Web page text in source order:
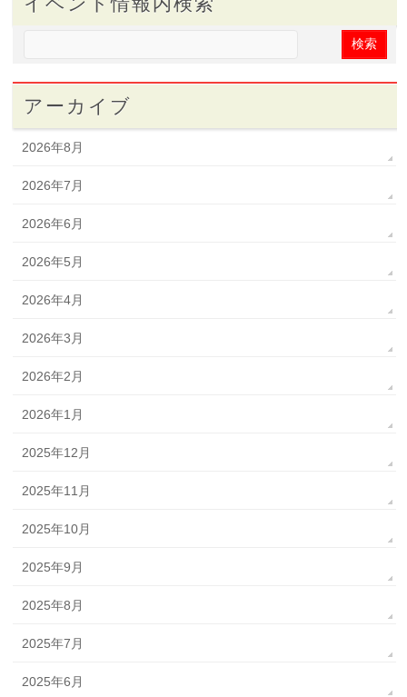
アーカイブ
2026年8月
2026年7月
2026年6月
2026年5月
2026年4月
2026年3月
2026年2月
2026年1月
2025年12月
2025年11月
2025年10月
2025年9月
2025年8月
2025年7月
2025年6月